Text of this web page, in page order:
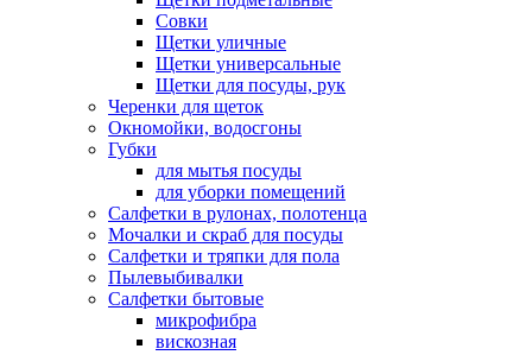
Совки
Щетки уличные
Щетки универсальные
Щетки для посуды, рук
Черенки для щеток
Окномойки, водосгоны
Губки
для мытья посуды
для уборки помещений
Салфетки в рулонах, полотенца
Мочалки и скраб для посуды
Салфетки и тряпки для пола
Пылевыбивалки
Салфетки бытовые
микрофибра
вискозная